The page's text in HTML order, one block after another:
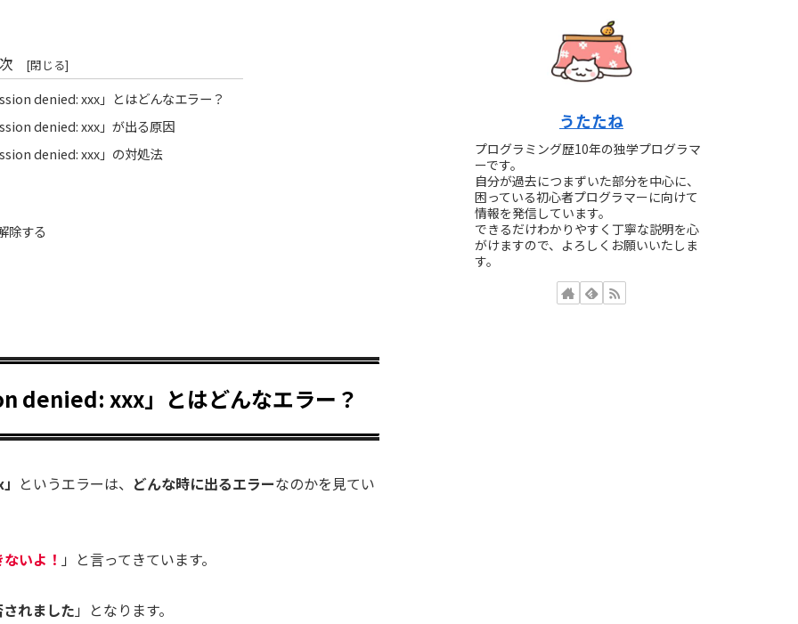
denied: xxx」とはどんなエラー？
denied: xxx」が出る原因
denied: xxx」の対処法
除する
xxx」とはどんなエラー？
というエラーは、 どんな時に出るエラーなのかを見てい
いよ！ 」と言ってきています。
れました 」となります。
うたたね
プログラミング歴10年の独学プログラマ
ーです。
自分が過去につまずいた部分を中心に、
困っている初心者プログラマーに向けて
情報を発信しています。
できるだけわかりやすく丁寧な説明を心
がけますので、よろしくお願いいたしま
す。